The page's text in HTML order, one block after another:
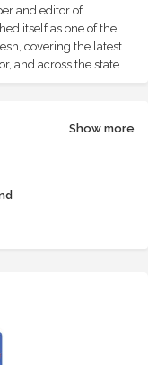
and editor of
itself as one of the
covering the latest
and across the state.
Show more